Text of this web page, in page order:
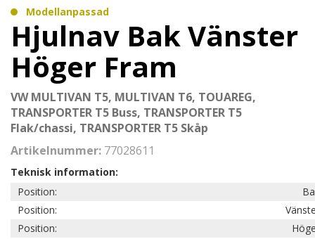
Modellanpassad
Hjulnav Bak Vänster
Höger Fram
VW MULTIVAN T5, MULTIVAN T6, TOUAREG,
TRANSPORTER T5 Buss, TRANSPORTER T5
Flak/chassi, TRANSPORTER T5 Skåp
Artikelnummer: 77028611
Teknisk information:
Position:
Position:
Position: